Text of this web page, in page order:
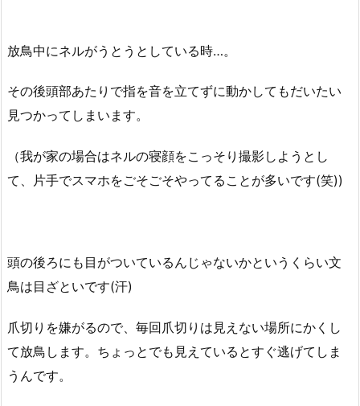
放鳥中にネルがうとうとしている時…。
その後頭部あたりで指を音を立てずに動かしてもだいたい
見つかってしまいます。
（我が家の場合はネルの寝顔をこっそり撮影しようとし
て、片手でスマホをごそごそやってることが多いです(笑))
頭の後ろにも目がついているんじゃないかというくらい文
鳥は目ざといです(汗)
爪切りを嫌がるので、毎回爪切りは見えない場所にかくし
て放鳥します。ちょっとでも見えているとすぐ逃げてしま
うんです。